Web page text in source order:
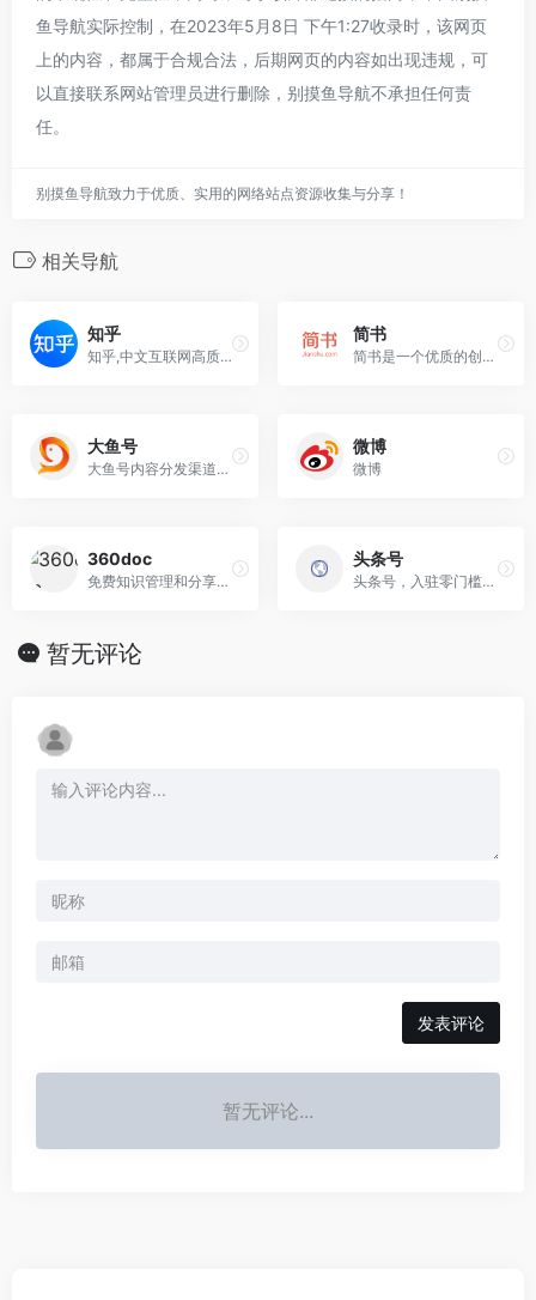
鱼导航实际控制，在2023年5月8日 下午1:27收录时，该网页
上的内容，都属于合规合法，后期网页的内容如出现违规，可
以直接联系网站管理员进行删除，别摸鱼导航不承担任何责
任。
别摸鱼导航致力于优质、实用的网络站点资源收集与分享！
相关导航
知乎
知乎,中文互联网高质量的问答社区和创作者聚集的原创内容平台
简书
简书是一个优质的创作社区,在这里,你可以任性地创作
大鱼号
大鱼号内容分发渠道也是比较广泛的，上传图文/视频可被分发到UC浏览器、优酷、土豆、淘宝系客户端
微博
微博
360doc
免费知识管理和分享平台
头条号
头条号，入驻零门槛，实名认证之后即可开始创作之旅，获取收益！拥有今日头条、西瓜视频、抖音短视频、抖音
暂无评论
发表评论
暂无评论...